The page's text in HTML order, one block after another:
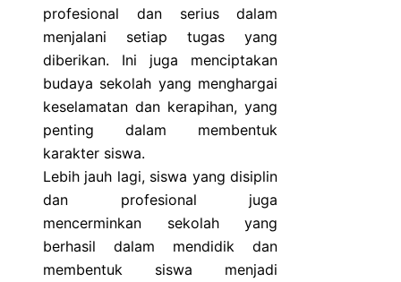
profesional dan serius dalam
menjalani setiap tugas yang
diberikan. Ini juga menciptakan
budaya sekolah yang menghargai
keselamatan dan kerapihan, yang
penting dalam membentuk
karakter siswa.
Lebih jauh lagi, siswa yang disiplin
dan profesional juga
mencerminkan sekolah yang
berhasil dalam mendidik dan
membentuk siswa menjadi